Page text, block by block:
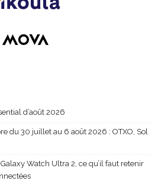
d’août 2026
du 30 juillet au 6 août 2026 : OTXO, Sol
Watch Ultra 2, ce qu’il faut retenir